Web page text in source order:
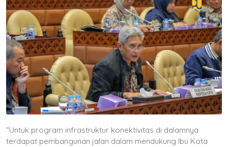
“Untuk program infrastruktur konektivitas di dalamnya
terdapat pembangunan jalan dalam mendukung Ibu Kota